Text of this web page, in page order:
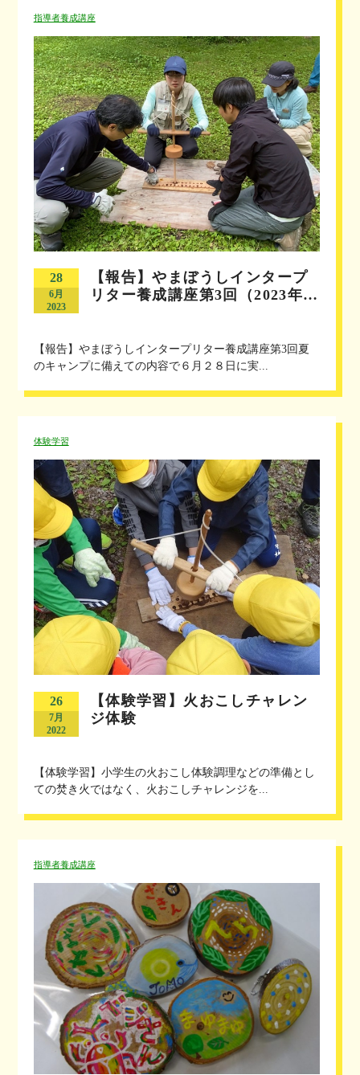
指導者養成講座
28
6月
2023
【報告】やまぼうしインタープ
リター養成講座第3回（2023年…
【報告】やまぼうしインタープリター養成講座第3回夏
のキャンプに備えての内容で６月２８日に実...
体験学習
26
7月
2022
【体験学習】火おこしチャレン
ジ体験
【体験学習】小学生の火おこし体験調理などの準備とし
ての焚き火ではなく、火おこしチャレンジを...
指導者養成講座